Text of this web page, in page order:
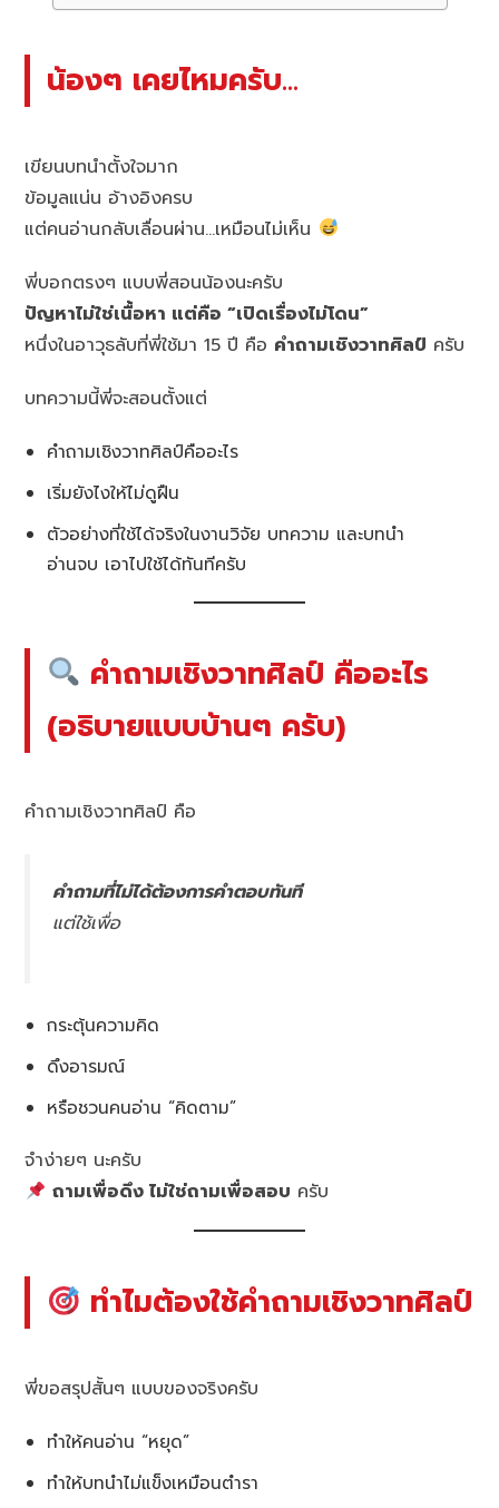
น้องๆ เคยไหมครับ…
เขียนบทนำตั้งใจมาก
ข้อมูลแน่น อ้างอิงครบ
แต่คนอ่านกลับเลื่อนผ่าน…เหมือนไม่เห็น
พี่บอกตรงๆ แบบพี่สอนน้องนะครับ
ปัญหาไม่ใช่เนื้อหา แต่คือ “เปิดเรื่องไม่โดน”
หนึ่งในอาวุธลับที่พี่ใช้มา 15 ปี คือ คำถามเชิงวาทศิลป์ ครับ
บทความนี้พี่จะสอนตั้งแต่
คำถามเชิงวาทศิลป์คืออะไร
เริ่มยังไงให้ไม่ดูฝืน
ตัวอย่างที่ใช้ได้จริงในงานวิจัย บทความ และบทนำ
อ่านจบ เอาไปใช้ได้ทันทีครับ
คำถามเชิงวาทศิลป์ คืออะไร
(อธิบายแบบบ้านๆ ครับ)
คำถามเชิงวาทศิลป์ คือ
คำถามที่ไม่ได้ต้องการคำตอบทันที
แต่ใช้เพื่อ
กระตุ้นความคิด
ดึงอารมณ์
หรือชวนคนอ่าน “คิดตาม”
จำง่ายๆ นะครับ
ถามเพื่อดึง ไม่ใช่ถามเพื่อสอบ ครับ
ทำไมต้องใช้คำถามเชิงวาทศิลป์
พี่ขอสรุปสั้นๆ แบบของจริงครับ
ทำให้คนอ่าน “หยุด”
ทำให้บทนำไม่แข็งเหมือนตำรา